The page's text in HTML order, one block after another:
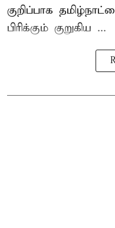
குறிப்பாக
பிரிக்கும் குறுகிய ...